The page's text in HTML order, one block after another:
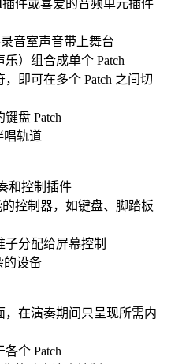
件或喜爱的音频单元插件
录音室声音带上舞台
）组合成单个 Patch
即可在多个 Patch 之间切
盘 Patch
唱轨道
和控制插件
控制器，如键盘、脚踏板
子分配给屏幕控制
的设备
，在演奏期间只呈现所需内
个 Patch